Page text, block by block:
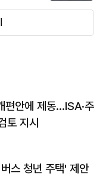
편안에 제동…ISA·주
토 지시
스 청년 주택' 제안